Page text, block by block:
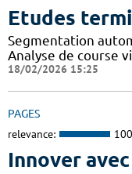
Etudes
Segmentation
Analyse de course
18/02/2026 15:25
PAGES
relevance:
Innover